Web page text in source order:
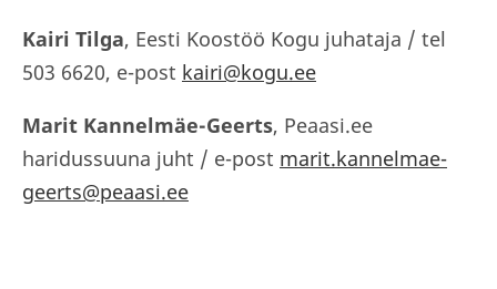
Kairi Tilga, Eesti Koostöö Kogu juhataja / tel
503 6620, e-post kairi@kogu.ee
Marit Kannelmäe-Geerts, Peaasi.ee
haridussuuna juht / e-post marit.kannelmae-
geerts@peaasi.ee